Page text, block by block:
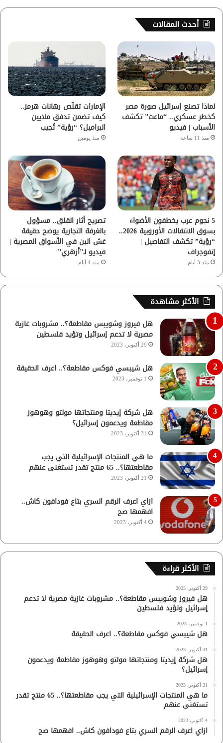
س
ب
و
ك
ر
ي
و
ب
ت
ق
ر
ا
م
أحدث المقالات
لماذا تصنع إسرائيل صورة مصر
كخطر عسكري.. “ماعت” تكشف
الأسباب | فيديو
منذ 11 ساعة
الإمارات تقلّص رهانات هرمز..
كيف تضمن تدفق ملايين
البراميل؟ “رؤية” تُجيب
منذ يومين
5 نجوم عرب يخطفون الأضواء
بسوق الانتقالات الأوروبية 2026..
“رؤية” تكشف التفاصيل |
إنفوجراف
منذ 3 أيام
تصريح أثار القلق.. مسؤول
بالغرفة التجارية يوضح حقيقة
غش البن في الأسواق المصرية |
فيديو لـ”أزهري”
منذ 4 أيام
الأكثر مشاهدة
هل فيروز وشويبس مقاطعة؟.. مشروبات غازية
مصرية لا تدعم إسرائيل وتؤيد فلسطين
29 أكتوبر، 2023
هل شيبسي فوكس مقاطعة؟.. اعرف الحقيقة
1 نوفمبر، 2023
هل شركة إيديتا ومنتجاتها مولتو وهوهوز
مقاطعة ويدعمون إسرائيل؟
31 أكتوبر، 2023
ما هي المنتجات الإسرائيلية التي يجب
مقاطعتها؟.. 65 منتج تقدر تستغنى عنهم
21 أكتوبر، 2023
ازاي اعرف الرقم السري بتاع فودافون كاش..
افهمها صح
4 أكتوبر، 2023
الأكثر قراءة
29 أكتوبر، 2023
هل فيروز وشويبس مقاطعة؟.. مشروبات غازية مصرية لا تدعم
إسرائيل وتؤيد فلسطين
1 نوفمبر، 2023
هل شيبسي فوكس مقاطعة؟.. اعرف الحقيقة
31 أكتوبر، 2023
هل شركة إيديتا ومنتجاتها مولتو وهوهوز مقاطعة ويدعمون
إسرائيل؟
21 أكتوبر، 2023
ما هي المنتجات الإسرائيلية التي يجب مقاطعتها؟.. 65 منتج تقدر
تستغنى عنهم
4 أكتوبر، 2023
ازاي اعرف الرقم السري بتاع فودافون كاش.. افهمها صح